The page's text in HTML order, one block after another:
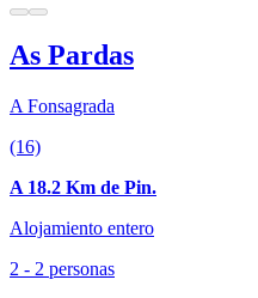
As Pardas
A Fonsagrada
(16)
A 18.2 Km de Pin.
Alojamiento entero
2 - 2 personas